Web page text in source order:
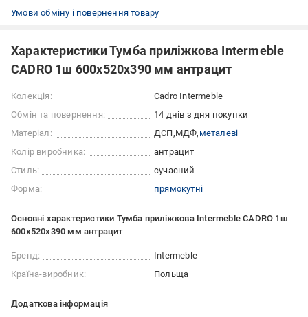
Умови обміну і повернення товару
Характеристики Тумба приліжкова Intermeble
CADRO 1ш 600x520x390 мм антрацит
Колекція:
Cadro Intermeble
Обмін та повернення:
14 днів з дня покупки
Матеріал:
ДСП МДФ металеві
Колір виробника:
антрацит
Стиль:
сучасний
Форма:
прямокутні
Основні характеристики Тумба приліжкова Intermeble CADRO 1ш
600x520x390 мм антрацит
Бренд:
Intermeble
Країна-виробник:
Польща
Додаткова інформація